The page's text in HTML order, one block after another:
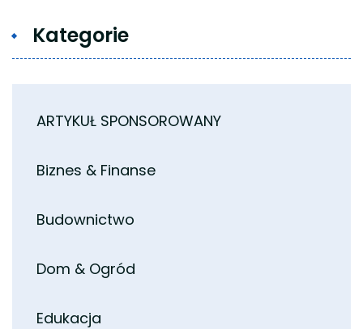
Kategorie
ARTYKUŁ SPONSOROWANY
Biznes & Finanse
Budownictwo
Dom & Ogród
Edukacja